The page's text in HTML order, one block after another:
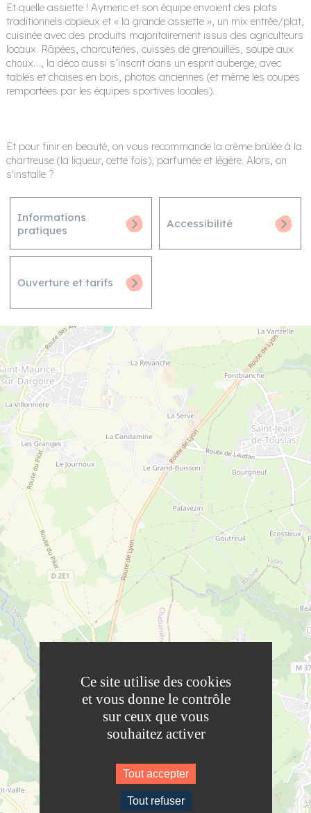
Et quelle assiette ! Aymeric et son équipe envoient des plats
traditionnels copieux et « la grande assiette », un mix entrée/plat,
cuisinée avec des produits majoritairement issus des agriculteurs
locaux. Râpées, charcuteries, cuisses de grenouilles, soupe aux
choux…, la déco aussi s’inscrit dans un esprit auberge, avec
tables et chaises en bois, photos anciennes (et même les coupes
remportées par les équipes sportives locales).
Et pour finir en beauté, on vous recommande la crème brûlée à la
chartreuse (la liqueur, cette fois), parfumée et légère. Alors, on
s'installe ?
Informations
pratiques
Accessibilité
Ouverture et tarifs
Ce site utilise des cookies
et vous donne le contrôle
sur ceux que vous
souhaitez activer
Tout accepter
Tout refuser